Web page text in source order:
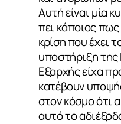
Αυτή είναι μία
πει κάποιος πως
κρίση που έχει
υποστήριξη
Εξαρχής είχα
κατέβουν
στον κόσμο ότι
αυτό το